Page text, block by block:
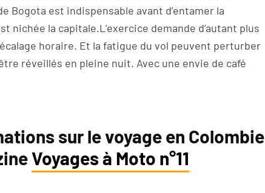
Bogota est indispensable avant d’entamer la
nichée la capitale.L’exercice demande d’autant plus
horaire. Et la fatigue du vol peuvent perturber
réveillés en pleine nuit. Avec une envie de café
sur le voyage en Colombie
Voyages à Moto n°11